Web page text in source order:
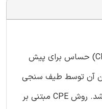
یک روش استخراج نقطه ابری (CPE) حساس برای پیش
آن توسط طیف سنجی
جذب اتمی شعله (FAAS) معرفی شد. روش CPE مبتنی بر